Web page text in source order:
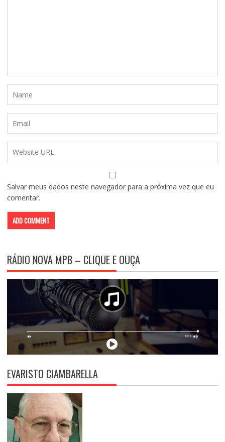
Salvar meus dados neste navegador para a próxima vez que eu
comentar.
RÁDIO NOVA MPB – CLIQUE E OUÇA
EVARISTO CIAMBARELLA